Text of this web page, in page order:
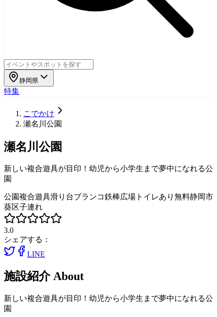
静岡県
特集
こでかけ
瀬名川公園
瀬名川公園
新しい複合遊具が目印！幼児から小学生まで夢中になれる公
園
公園複合遊具滑り台ブランコ鉄棒広場 トイレあり 無料静岡市
葵区子連れ
3.0
シェアする：
LINE
施設紹介 About
新しい複合遊具が目印！幼児から小学生まで夢中になれる公
園